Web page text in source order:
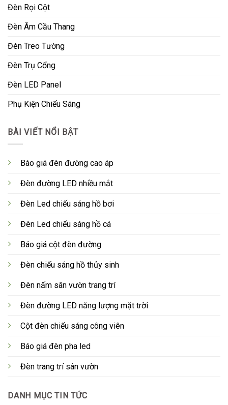
Đèn Rọi Cột
Đèn Âm Cầu Thang
Đèn Treo Tường
Đèn Trụ Cổng
Đèn LED Panel
Phụ Kiện Chiếu Sáng
BÀI VIẾT NỔI BẬT
Báo giá đèn đường cao áp
Đèn đường LED nhiều mắt
Đèn Led chiếu sáng hồ bơi
Đèn Led chiếu sáng hồ cá
Báo giá cột đèn đường
Đèn chiếu sáng hồ thủy sinh
Đèn nấm sân vườn trang trí
Đèn đường LED năng lượng mặt trời
Cột đèn chiếu sáng công viên
Báo giá đèn pha led
Đèn trang trí sân vườn
DANH MỤC TIN TỨC